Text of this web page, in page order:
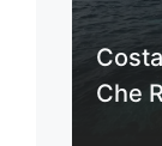
Che